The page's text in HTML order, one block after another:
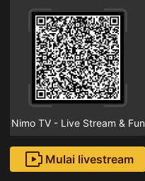
Nimo TV - Live Stream & Fun
Mulai livestream